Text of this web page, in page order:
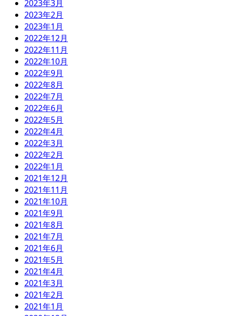
2023年3月
2023年2月
2023年1月
2022年12月
2022年11月
2022年10月
2022年9月
2022年8月
2022年7月
2022年6月
2022年5月
2022年4月
2022年3月
2022年2月
2022年1月
2021年12月
2021年11月
2021年10月
2021年9月
2021年8月
2021年7月
2021年6月
2021年5月
2021年4月
2021年3月
2021年2月
2021年1月